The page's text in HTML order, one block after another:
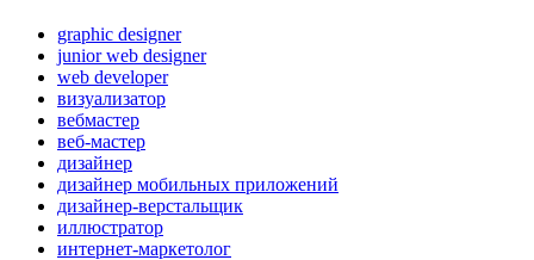
graphic designer
junior web designer
web developer
визуализатор
вебмастер
веб-мастер
дизайнер
дизайнер мобильных приложений
дизайнер-верстальщик
иллюстратор
интернет-маркетолог